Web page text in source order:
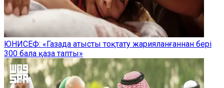
ЮНИСЕФ: «Газада атысты тоқтату жарияланғаннан бері
300 бала қаза тапты»